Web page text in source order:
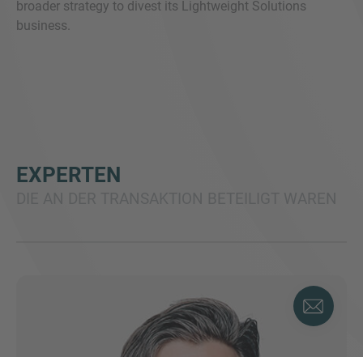
broader strategy to divest its Lightweight Solutions
business.
EXPERTEN